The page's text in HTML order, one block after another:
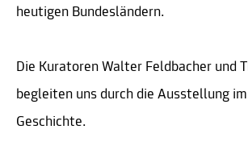
heutigen Bundesländern.
Die Kuratoren Walter Feldbacher und
begleiten uns durch die Ausstellung
Geschichte.